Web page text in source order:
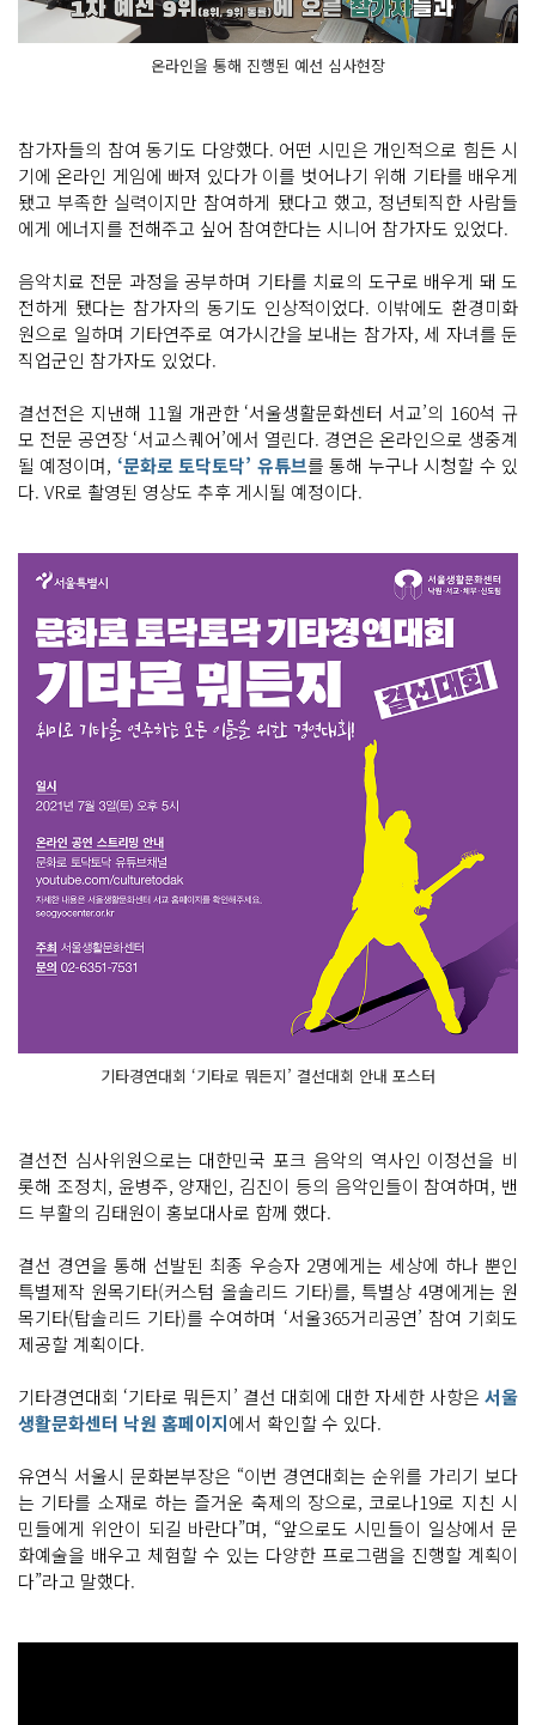
온라인을 통해 진행된 예선 심사현장
참가자들의 참여 동기도 다양했다. 어떤 시민은 개인적으로 힘든 시
기에 온라인 게임에 빠져 있다가 이를 벗어나기 위해 기타를 배우게
됐고 부족한 실력이지만 참여하게 됐다고 했고, 정년퇴직한 사람들
에게 에너지를 전해주고 싶어 참여한다는 시니어 참가자도 있었다.
음악치료 전문 과정을 공부하며 기타를 치료의 도구로 배우게 돼 도
전하게 됐다는 참가자의 동기도 인상적이었다. 이밖에도 환경미화
원으로 일하며 기타연주로 여가시간을 보내는 참가자, 세 자녀를 둔
직업군인 참가자도 있었다.
결선전은 지낸해 11월 개관한 ‘서울생활문화센터 서교’의 160석 규
모 전문 공연장 ‘서교스퀘어’에서 열린다. 경연은 온라인으로 생중계
될 예정이며, ‘문화로 토닥토닥’ 유튜브를 통해 누구나 시청할 수 있
다. VR로 촬영된 영상도 추후 게시될 예정이다.
기타경연대회 ‘기타로 뭐든지’ 결선대회 안내 포스터
결선전 심사위원으로는 대한민국 포크 음악의 역사인 이정선을 비
롯해 조정치, 윤병주, 양재인, 김진이 등의 음악인들이 참여하며, 밴
드 부활의 김태원이 홍보대사로 함께 했다.
결선 경연을 통해 선발된 최종 우승자 2명에게는 세상에 하나 뿐인
특별제작 원목기타(커스텀 올솔리드 기타)를, 특별상 4명에게는 원
목기타(탑솔리드 기타)를 수여하며 ‘서울365거리공연’ 참여 기회도
제공할 계획이다.
기타경연대회 ‘기타로 뭐든지’ 결선 대회에 대한 자세한 사항은 서울
생활문화센터 낙원 홈페이지에서 확인할 수 있다.
유연식 서울시 문화본부장은 “이번 경연대회는 순위를 가리기 보다
는 기타를 소재로 하는 즐거운 축제의 장으로, 코로나19로 지친 시
민들에게 위안이 되길 바란다”며, “앞으로도 시민들이 일상에서 문
화예술을 배우고 체험할 수 있는 다양한 프로그램을 진행할 계획이
다”라고 말했다.